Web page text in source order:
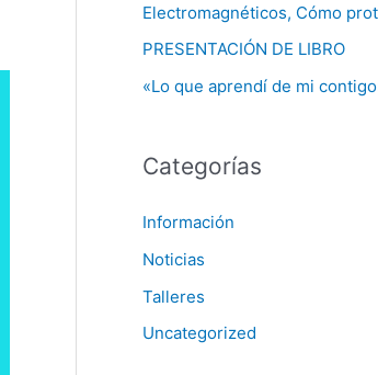
r
:
Electromagnéticos, Cómo
PRESENTACIÓN DE LIBRO
«Lo que aprendí de mi
Categorías
Información
Noticias
Talleres
Uncategorized